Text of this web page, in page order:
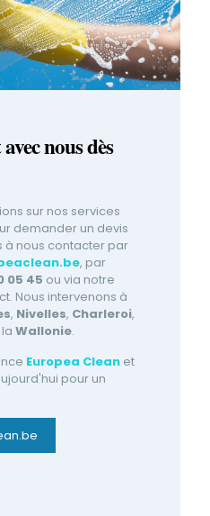
nous dès
sur nos services
demander un devis
à nous contacter par
, par
05 45 ou via notre
Nous intervenons à
, Nivelles, Charleroi,
Wallonie.
Europea Clean et
pour un